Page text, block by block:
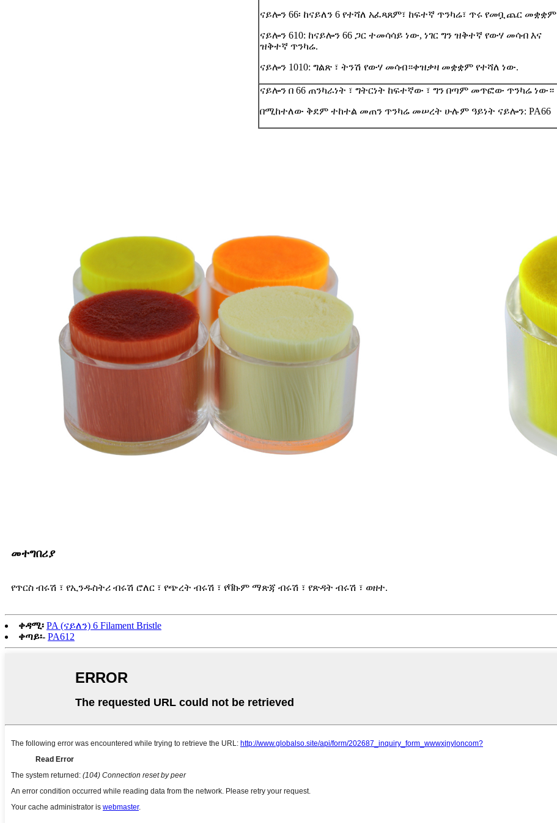
ናይሎን 66፡ ከናይለን 6 የተሻለ አፈጻጸም፣ ከፍተኛ ጥንካሬ፣ ጥሩ የመቧጨር መቋቋም
ናይሎን 610: ከናይሎን 66 ጋር ተመሳሳይ ነው, ነገር ግን ዝቅተኛ የውሃ መሳብ እና
ዝቅተኛ ጥንካሬ.
ናይሎን 1010: ግልጽ ፣ ትንሽ የውሃ መሳብ።ቀዝቃዛ መቋቋም የተሻለ ነው.
ናይሎን በ 66 ጠንካራነት ፣ ግትርነት ከፍተኛው ፣ ግን በጣም መጥፎው ጥንካሬ ነው።
በሚከተለው ቅደም ተከተል መጠን ጥንካሬ መሠረት ሁሉም ዓይነት ናይሎን: PA66
መተግበሪያ
የጥርስ ብሩሽ ፣ የኢንዱስትሪ ብሩሽ ሮለር ፣ የጭረት ብሩሽ ፣ የቫኩም ማጽጃ ብሩሽ ፣ የጽዳት ብሩሽ ፣ ወዘተ.
ቀዳሚ፡ PA (ናይለን) 6 Filament Bristle
ቀጣይ፡- PA612